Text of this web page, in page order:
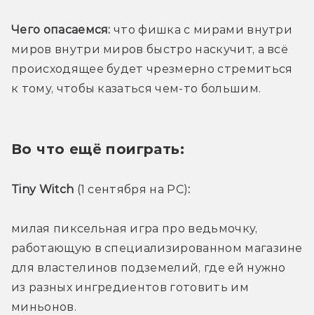
Чего опасаемся: что фишка с мирами внутри
миров внутри миров быстро наскучит, а всё
происходящее будет чрезмерно стремиться
к тому, чтобы казаться чем-то большим.
Во что ещё поиграть:
Tiny Witch (1 сентября на PC):
милая пиксельная игра про ведьмочку,
работающую в специализированном магазине
для властелинов подземелий, где ей нужно
из разных ингредиентов готовить им
миньонов.